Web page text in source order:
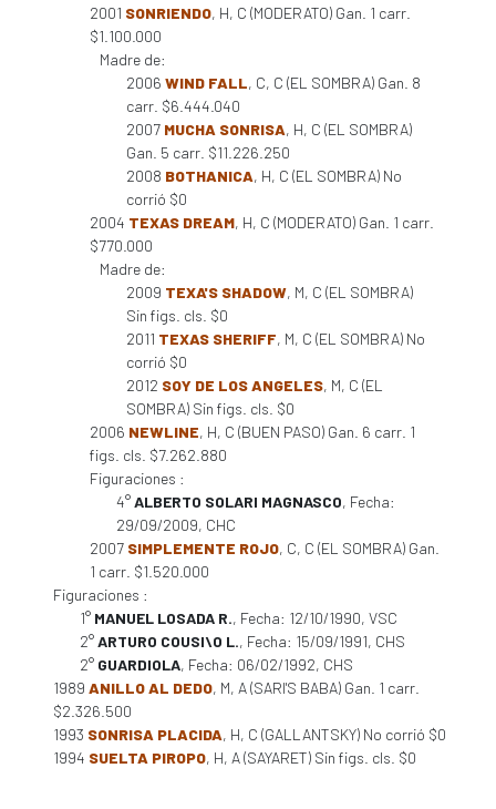
2001 SONRIENDO, H, C (MODERATO) Gan. 1 carr.
$1.100.000
Madre de:
2006 WIND FALL, C, C (EL SOMBRA) Gan. 8
carr. $6.444.040
2007 MUCHA SONRISA, H, C (EL SOMBRA)
Gan. 5 carr. $11.226.250
2008 BOTHANICA, H, C (EL SOMBRA) No
corrió $0
2004 TEXAS DREAM, H, C (MODERATO) Gan. 1 carr.
$770.000
Madre de:
2009 TEXA'S SHADOW, M, C (EL SOMBRA)
Sin figs. cls. $0
2011 TEXAS SHERIFF, M, C (EL SOMBRA) No
corrió $0
2012 SOY DE LOS ANGELES, M, C (EL
SOMBRA) Sin figs. cls. $0
2006 NEWLINE, H, C (BUEN PASO) Gan. 6 carr. 1
figs. cls. $7.262.880
Figuraciones :
4°ALBERTO SOLARI MAGNASCO, Fecha:
29/09/2009, CHC
2007 SIMPLEMENTE ROJO, C, C (EL SOMBRA) Gan.
1 carr. $1.520.000
Figuraciones :
1° MANUEL LOSADA R., Fecha: 12/10/1990, VSC
2°ARTURO COUSI\O L., Fecha: 15/09/1991, CHS
2° GUARDIOLA, Fecha: 06/02/1992, CHS
1989 ANILLO AL DEDO, M, A (SARI'S BABA) Gan. 1 carr.
$2.326.500
1993 SONRISA PLACIDA, H, C (GALLANTSKY) No corrió $0
1994 SUELTA PIROPO, H, A (SAYARET) Sin figs. cls. $0